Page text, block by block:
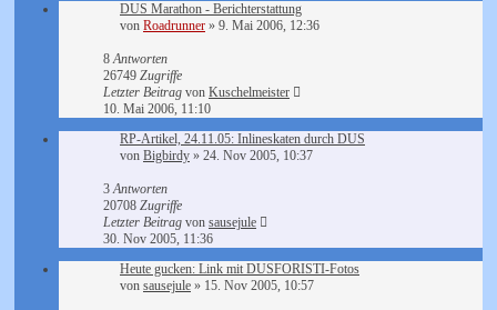
DUS Marathon - Berichterstattung
von Roadrunner » 9. Mai 2006, 12:36
8Antworten
26749 Zugriffe
Letzter Beitrag von Kuschelmeister
10. Mai 2006, 11:10
RP-Artikel, 24.11.05: Inlineskaten durch DUS
von Bigbirdy » 24. Nov 2005, 10:37
3Antworten
20708 Zugriffe
Letzter Beitrag von sausejule
30. Nov 2005, 11:36
Heute gucken: Link mit DUSFORISTI-Fotos
von sausejule » 15. Nov 2005, 10:57